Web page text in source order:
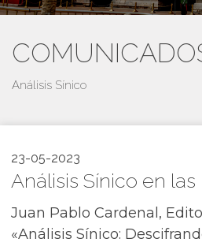
Análisis Sínico
23-05-2023
Análisis Sínico en
Juan Pablo Cardenal,
«Análisis Sínico: